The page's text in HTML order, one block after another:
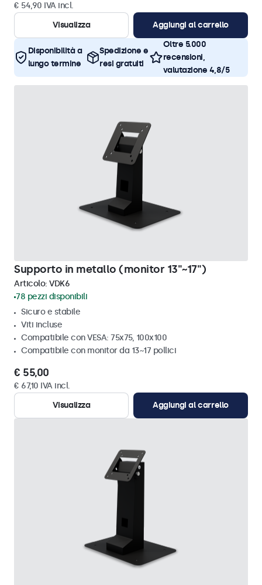
€ 54,90 IVA incl.
Visualizza
Aggiungi al carrello
Disponibilità a
lungo termine
Spedizione e
resi gratuiti
Oltre 5.000
recensioni,
valutazione 4,8/5
Supporto in metallo (monitor 13"~17")
Articolo: VDK6
78 pezzi disponibili
Sicuro e stabile
Viti incluse
Compatibile con VESA: 75x75, 100x100
Compatibile con monitor da 13~17 pollici
€ 55,00
€ 67,10 IVA incl.
Visualizza
Aggiungi al carrello